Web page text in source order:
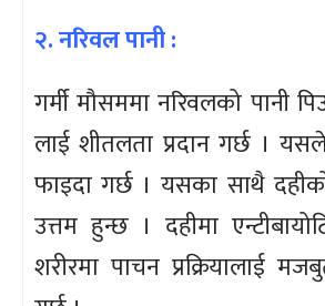
२. नरिवल पानी :
गर्मी मौसममा नरिवलको पानी
लाई शीतलता प्रदान गर्छ ।
फाइदा गर्छ । यसका साथै
उत्तम हुन्छ । दहीमा
शरीरमा पाचन प्रक्रियालाई